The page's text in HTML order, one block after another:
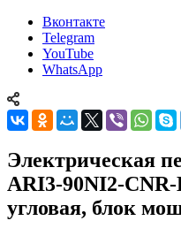
Вконтакте
Telegram
YouTube
WhatsApp
Электрическая
ARI3-90NI2-
угловая, блок